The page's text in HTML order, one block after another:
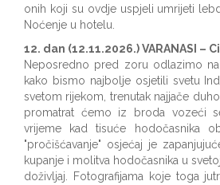
onih koji su ovdje uspjeli umrijeti
Noćenje u hotelu.
12. dan (12.11.2026.) VARANASI –
Neposredno pred zoru odlazimo na
kako bismo najbolje osjetili svetu
svetom rijekom, trenutak najjače
promatrat ćemo iz broda vozeći
vrijeme kad tisuće hodočasnika
"pročišćavanje" osjećaj je
kupanje i molitva hodočasnika u
doživljaj. Fotografijama koje toga